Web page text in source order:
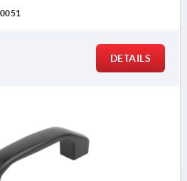
DETAILS